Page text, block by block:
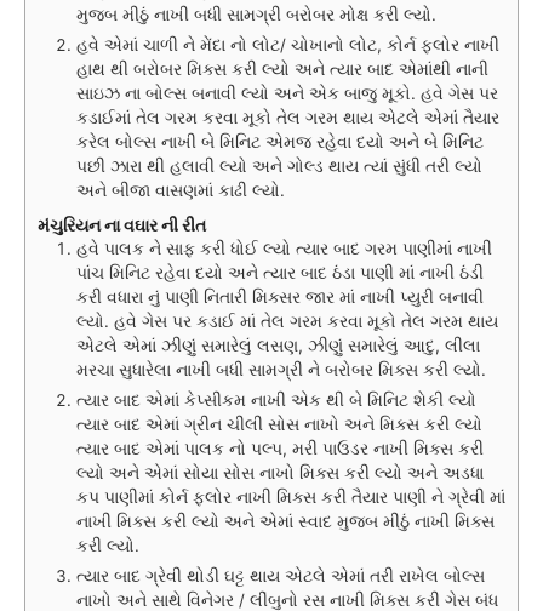
મુજબ મીઠું નાખી બધી સામગ્રી બરોબર મોક્ષ કરી લ્યો.
હવે એમાં ચાળી ને મેંદા નો લોટ/ ચોખાનો લોટ, કોર્ન ફ્લોર નાખી
હાથ થી બરોબર મિક્સ કરી લ્યો અને ત્યાર બાદ એમાંથી નાની
સાઇઝ ના બોલ્સ બનાવી લ્યો અને એક બાજુ મૂકો. હવે ગેસ પર
કડાઈમાં તેલ ગરમ કરવા મૂકો તેલ ગરમ થાય એટલે એમાં તૈયાર
કરેલ બોલ્સ નાખી બે મિનિટ એમજ રહેવા દયો અને બે મિનિટ
પછી ઝારા થી હલાવી લ્યો અને ગોલ્ડ થાય ત્યાં સુંધી તરી લ્યો
અને બીજા વાસણમાં કાઢી લ્યો.
મંચુરિયન ના વઘાર ની રીત
હવે પાલક ને સાફ કરી ધોઈ લ્યો ત્યાર બાદ ગરમ પાણીમાં નાખી
પાંચ મિનિટ રહેવા દયો અને ત્યાર બાદ ઠંડા પાણી માં નાખી ઠંડી
કરી વધારા નું પાણી નિતારી મિક્સર જાર માં નાખી પ્યુરી બનાવી
લ્યો. હવે ગેસ પર કડાઈ માં તેલ ગરમ કરવા મૂકો તેલ ગરમ થાય
એટલે એમાં ઝીણું સમારેલું લસણ, ઝીણું સમારેલું આદુ, લીલા
મરચા સુધારેલા નાખી બધી સામગ્રી ને બરોબર મિક્સ કરી લ્યો.
ત્યાર બાદ એમાં કેપ્સીકમ નાખી એક થી બે મિનિટ શેકી લ્યો
ત્યાર બાદ એમાં ગ્રીન ચીલી સોસ નાખો અને મિક્સ કરી લ્યો
ત્યાર બાદ એમાં પાલક નો પલ્પ, મરી પાઉડર નાખી મિક્સ કરી
લ્યો અને એમાં સોયા સોસ નાખો મિક્સ કરી લ્યો અને અડધા
કપ પાણીમાં કોર્ન ફ્લોર નાખી મિક્સ કરી તૈયાર પાણી ને ગ્રેવી માં
નાખી મિક્સ કરી લ્યો અને એમાં સ્વાદ મુજબ મીઠું નાખી મિક્સ
કરી લ્યો.
ત્યાર બાદ ગ્રેવી થોડી ઘટ્ટ થાય એટલે એમાં તરી રાખેલ બોલ્સ
નાખો અને સાથે વિનેગર / લીંબુનો રસ નાખી મિક્સ કરી ગેસ બંધ